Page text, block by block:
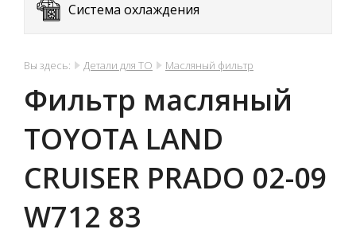
Система охлаждения
Вы здесь: Детали для ТО Масляный фильтр
Фильтр масляный
TOYOTA LAND
CRUISER PRADO 02-09
W712 83